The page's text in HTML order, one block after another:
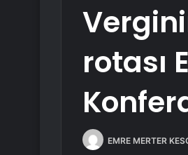
rotası
EMRE MERTER